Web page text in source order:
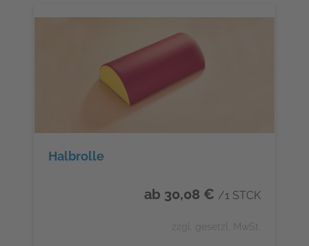
Halbrolle
ab 30,08 € /1 STCK
zzgl. gesetzl. MwSt.